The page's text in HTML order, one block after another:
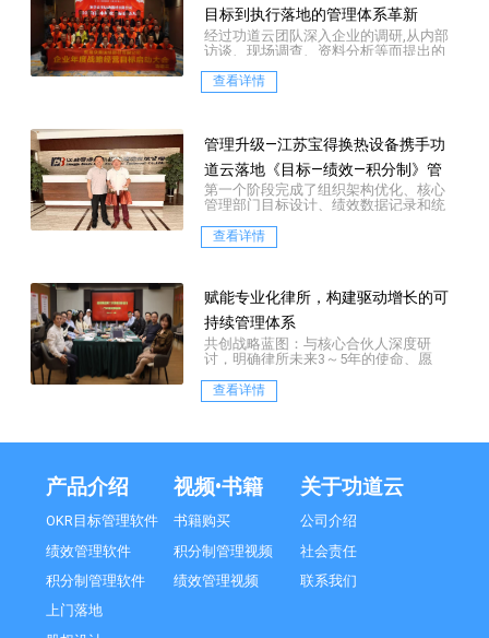
目标到执行落地的管理体系革新
经过功道云团队深入企业的调研,从内部
访谈、现场调查、资料分析等而提出的
查看详情
管理升级—江苏宝得换热设备携手功
道云落地《目标—绩效—积分制》管
理咨询项目
第一个阶段完成了组织架构优化、核心
管理部门目标设计、绩效数据记录和统
查看详情
赋能专业化律所，构建驱动增长的可
持续管理体系
共创战略蓝图：与核心合伙人深度研
讨，明确律所未来3～5年的使命、愿
查看详情
产品介绍 视频•书籍 关于功道云
OKR目标管理软件
绩效管理软件
积分制管理软件
上门落地
书籍购买
积分制管理视频
绩效管理视频
公司介绍
社会责任
联系我们